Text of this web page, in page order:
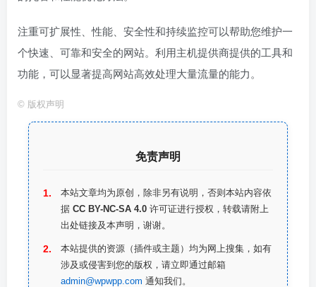
注重可扩展性、性能、安全性和持续监控可以帮助您维护一
个快速、可靠和安全的网站。利用主机提供商提供的工具和
功能，可以显著提高网站高效处理大量流量的能力。
© 版权声明
免责声明
本站文章均为原创，除非另有说明，否则本站内容依
据 CC BY-NC-SA 4.0 许可证进行授权，转载请附上
出处链接及本声明，谢谢。
本站提供的资源（插件或主题）均为网上搜集，如有
涉及或侵害到您的版权，请立即通过邮箱
admin@wpwpp.com 通知我们。